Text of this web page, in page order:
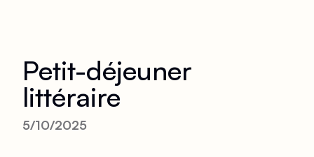
Petit-déjeuner
littéraire
5/10/2025